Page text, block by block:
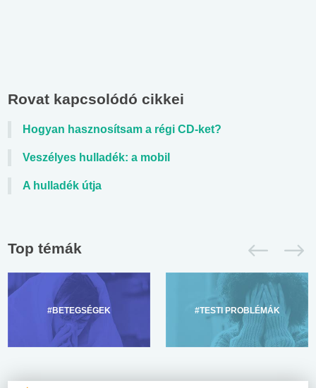
Rovat kapcsolódó cikkei
Hogyan hasznosítsam a régi CD-ket?
Veszélyes hulladék: a mobil
A hulladék útja
Top témák
#BETEGSÉGEK #TESTI PROBLÉMÁK